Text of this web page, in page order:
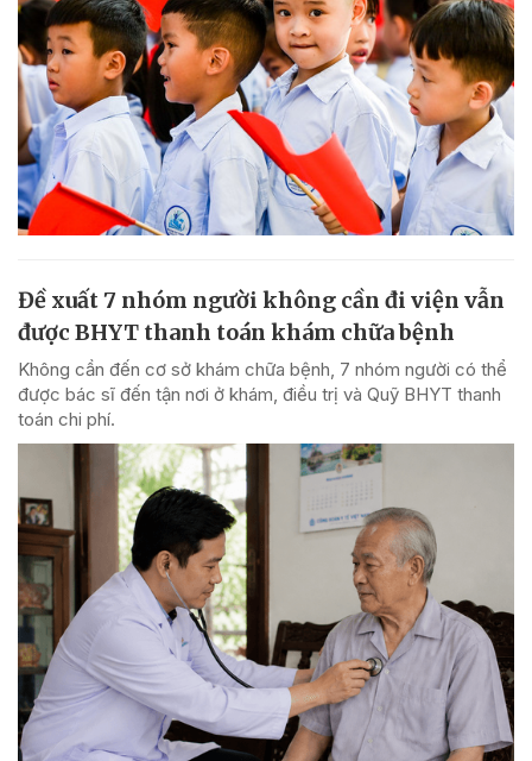
Đề xuất 7 nhóm người không cần đi viện vẫn
được BHYT thanh toán khám chữa bệnh
Không cần đến cơ sở khám chữa bệnh, 7 nhóm người có thể
được bác sĩ đến tận nơi ở khám, điều trị và Quỹ BHYT thanh
toán chi phí.